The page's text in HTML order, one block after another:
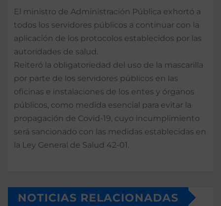
El ministro de Administración Pública exhortó a
todos los servidores públicos a continuar con la
aplicación de los protocolos establecidos por las
autoridades de salud.
Reiteró la obligatoriedad del uso de la mascarilla
por parte de los servidores públicos en las
oficinas e instalaciones de los entes y órganos
públicos, como medida esencial para evitar la
propagación de Covid-19, cuyo incumplimiento
será sancionado con las medidas establecidas en
la Ley General de Salud 42-01.
NOTICIAS RELACIONADAS